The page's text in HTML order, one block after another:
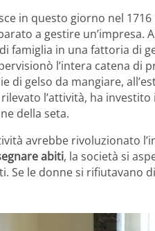
in questo giorno nel
a gestire un’impresa.
famiglia in una fattoria di
l’intera catena di
di gelso da mangiare,
rilevato l’attività, ha
della seta.
avrebbe rivoluzionato
abiti, la società si
Se le donne si rifiutavano